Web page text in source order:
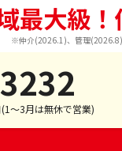
最大級
※仲介(2026.1)、管理(2026.8)
～3月は無休で営業)